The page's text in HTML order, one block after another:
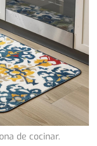
de cocinar.